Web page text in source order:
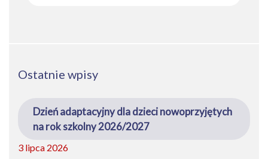
Ostatnie wpisy
Dzień adaptacyjny dla dzieci nowoprzyjętych
na rok szkolny 2026/2027
3 lipca 2026